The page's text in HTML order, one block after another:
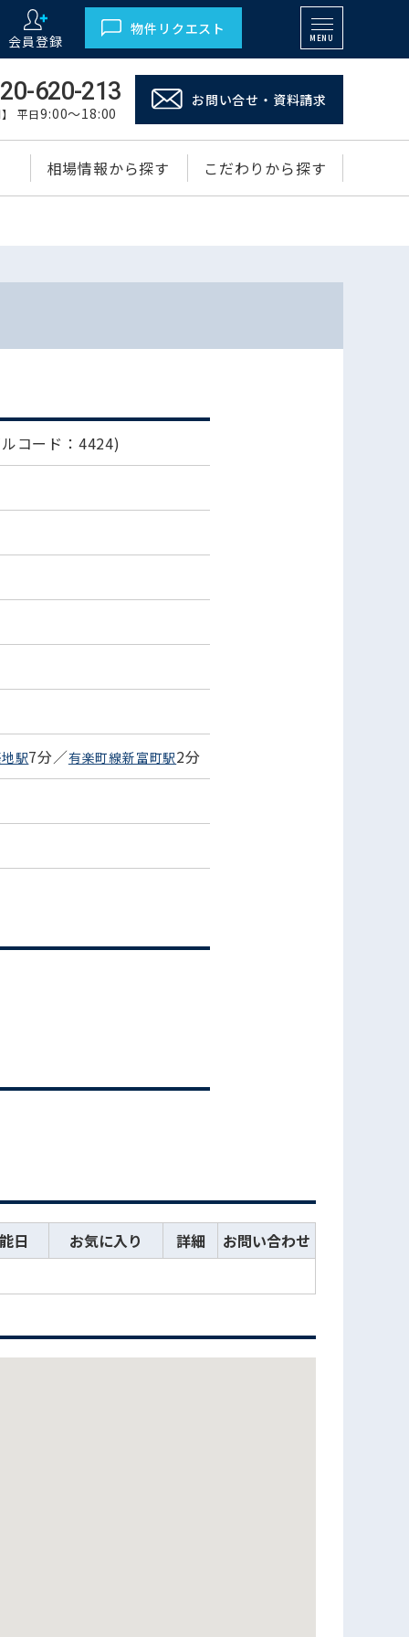
会員登録
物件リクエスト
MENU
620-213
】 平日9:00～18:00
お問い合せ・資料請求
相場情報から探す こだわりから探す
コード：4424)
駅7分／有楽町線新富町駅2分
日 お気に入り 詳細
お問い合わせ